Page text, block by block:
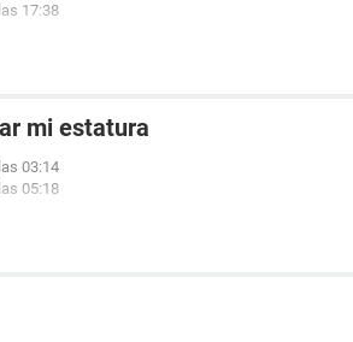
17:38
mi estatura
03:14
05:18